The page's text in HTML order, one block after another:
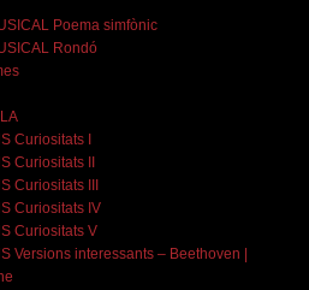
Poema simfònic
Rondó
Curiositats I
Curiositats II
Curiositats III
Curiositats IV
Curiositats V
Versions interessants – Beethoven |